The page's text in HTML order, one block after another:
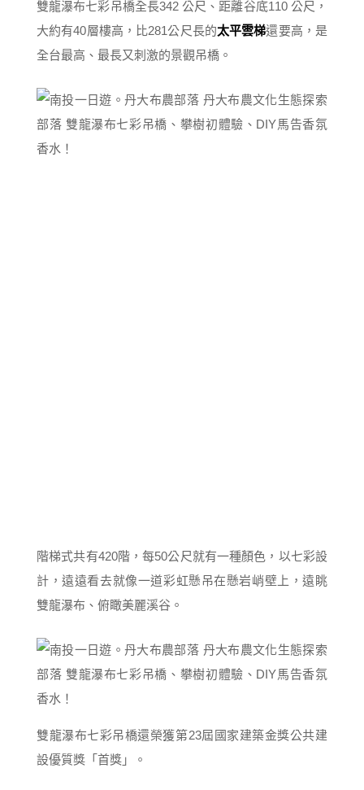
雙龍瀑布七彩吊橋全長342 公尺、距離谷底110 公尺，
大約有40層樓高，比281公尺長的太平雲梯還要高，是
全台最高、最長又刺激的景觀吊橋。
階梯式共有420階，每50公尺就有一種顏色，以七彩設
計，遠遠看去就像一道彩虹懸吊在懸岩峭壁上，遠眺
雙龍瀑布、俯瞰美麗溪谷。
雙龍瀑布七彩吊橋還榮獲第23屆國家建築金獎公共建
設優質獎「首獎」。